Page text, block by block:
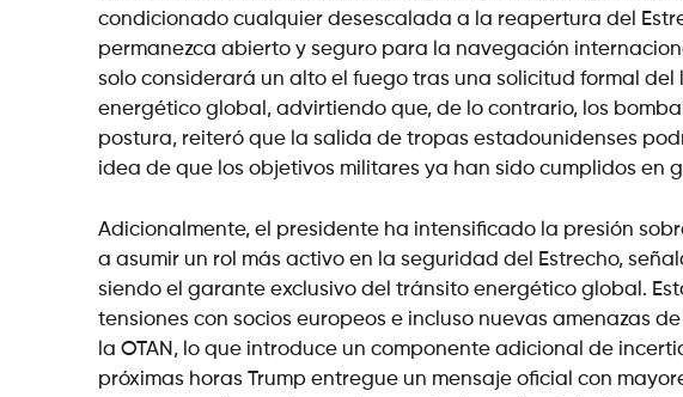
condicionado cualquier desescalada a la reapertura del
permanezca abierto y seguro para la navegación
solo considerará un alto el fuego tras una solicitud formal
energético global, advirtiendo que, de lo contrario, los
postura, reiteró que la salida de tropas estadounidenses
idea de que los objetivos militares ya han sido cumplidos en
Adicionalmente, el presidente ha intensificado la presión
a asumir un rol más activo en la seguridad del Estrecho,
siendo el garante exclusivo del tránsito energético global.
tensiones con socios europeos e incluso nuevas amenazas
la OTAN, lo que introduce un componente adicional de
próximas horas Trump entregue un mensaje oficial con